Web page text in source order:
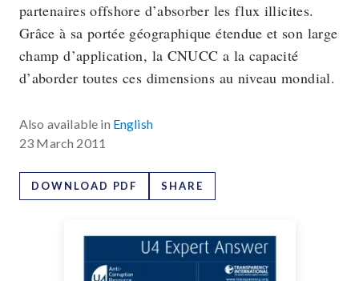
partenaires offshore d’absorber les flux illicites.
Grâce à sa portée géographique étendue et son large
champ d’application, la CNUCC a la capacité
d’aborder toutes ces dimensions au niveau mondial.
Also available in English
23 March 2011
DOWNLOAD PDF SHARE